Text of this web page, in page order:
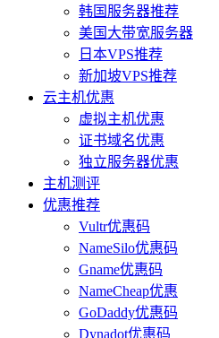
韩国服务器推荐
美国大带宽服务器
日本VPS推荐
新加坡VPS推荐
云主机优惠
虚拟主机优惠
证书域名优惠
独立服务器优惠
主机测评
优惠推荐
Vultr优惠码
NameSilo优惠码
Gname优惠码
NameCheap优惠
GoDaddy优惠码
Dynadot优惠码